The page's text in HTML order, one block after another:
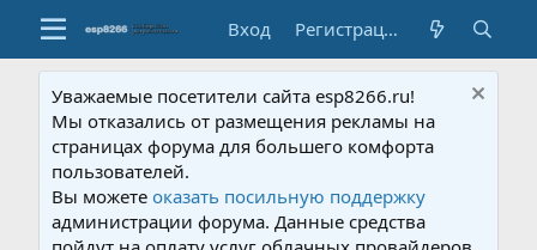
Вход Регистрация
Уважаемые посетители сайта esp8266.ru!
Мы отказались от размещения рекламы на
страницах форума для большего комфорта
пользователей.
Вы можетеоказать посильную поддержку
администрации форума. Данные средства